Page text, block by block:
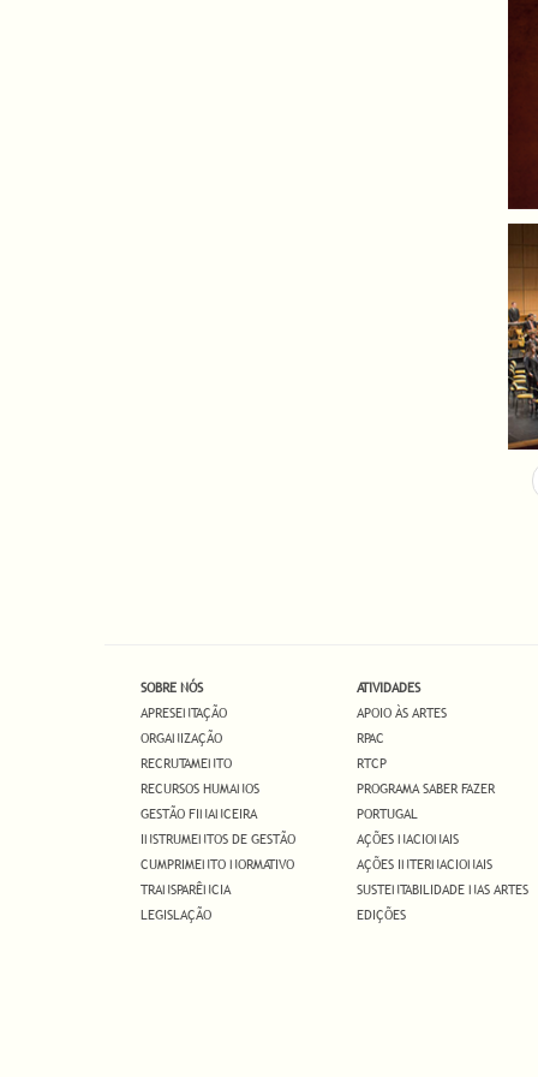
SOBRE NÓS
APRESENTAÇÃO
ORGANIZAÇÃO
RECRUTAMENTO
RECURSOS HUMANOS
GESTÃO FINANCEIRA
INSTRUMENTOS DE GESTÃO
CUMPRIMENTO NORMATIVO
TRANSPARÊNCIA
LEGISLAÇÃO
ATIVIDADES
APOIO ÀS ARTES
RPAC
RTCP
PROGRAMA SABER FAZER
PORTUGAL
AÇÕES NACIONAIS
AÇÕES INTERNACIONAIS
SUSTENTABILIDADE NAS ARTES
EDIÇÕES